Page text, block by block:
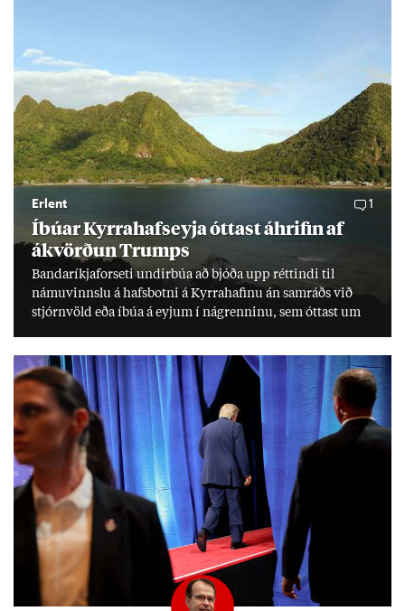
Erlent 1
Íbú­ar Kyrra­hafs­eyja ótt­ast áhrif­in af
ákvörð­un Trumps
Banda­ríkja­for­seti und­ir­búa að bjóða upp rétt­indi til
námu­vinnslu á hafs­botni á Kyrra­haf­inu án sam­ráðs við
stjórn­völd eða íbúa á eyj­um í ná­grenn­inu, sem ótt­ast um